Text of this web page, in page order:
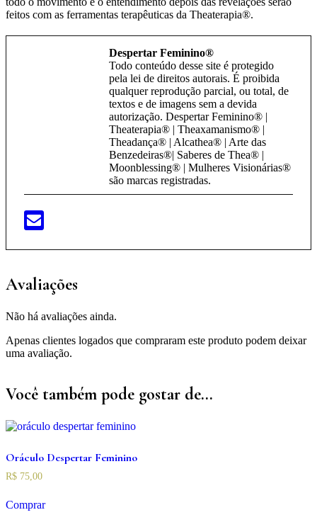
feitos com as ferramentas terapêuticas da Theaterapia®.
Despertar Feminino®
Todo conteúdo desse site é protegido
pela lei de direitos autorais. É proibida
qualquer reprodução parcial, ou total, de
textos e de imagens sem a devida
autorização. Despertar Feminino® |
Theaterapia® | Theaxamanismo® |
Theadança® | Alcathea® | Arte das
Benzedeiras®| Saberes de Thea® |
Moonblessing® | Mulheres Visionárias®
são marcas registradas.
Avaliações
Não há avaliações ainda.
Apenas clientes logados que compraram este produto podem deixar
uma avaliação.
Você também pode gostar de…
Oráculo Despertar Feminino
R$ 75,00
Comprar